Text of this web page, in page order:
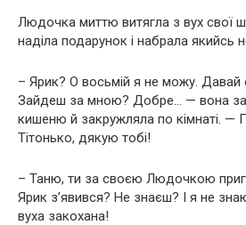
Людочка миттю витягла з вух свої
наділа подарунок і набрала якийсь
– Ярик? О восьмій я не можу. Давай
Зайдеш за мною? Добре… — вона
кишеню й закружляла по кімнаті.
Тітонько, дякую тобі!
– Таню, ти за своєю Людочкою
Ярик з’явився? Не знаєш? І я не
вуха закохана!